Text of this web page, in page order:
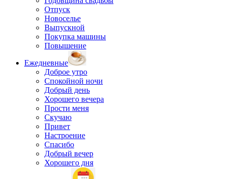
Отпуск
Новоселье
Выпускной
Покупка машины
Повышение
Ежедневные
Доброе утро
Спокойной ночи
Добрый день
Хорошего вечера
Прости меня
Скучаю
Привет
Настроение
Спасибо
Добрый вечер
Хорошего дня